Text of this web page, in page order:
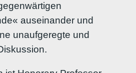
auseinander und
unaufgeregte und